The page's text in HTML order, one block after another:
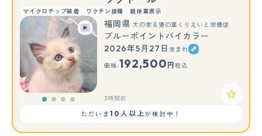
マイクロチップ装着 ワクチン接種 親体重表示
福岡県 犬の家＆猫の里くりえいと宗像店
ブルーポイントバイカラー
2026年5月27日 生まれ
価格:192,500 円 税込
3時間前
ただいま 10人以上が検討中！